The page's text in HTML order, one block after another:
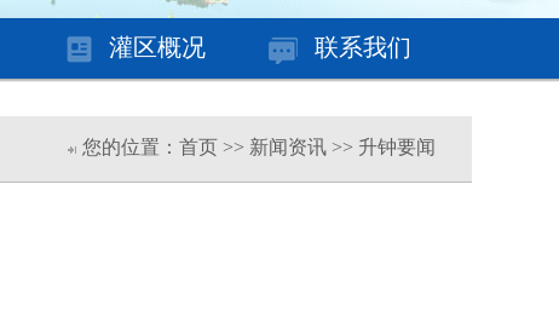
灌区概况 联系我们
您的位置：首页 >> 新闻资讯 >> 升钟要闻